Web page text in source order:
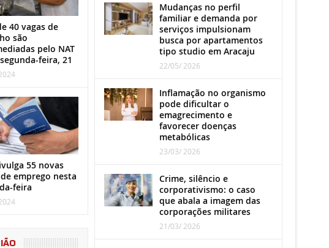
40 vagas de
são
pelo NAT
feira, 21
55 novas
emprego nesta
feira
Mudanças no perfil
familiar e demanda por
serviços impulsionam
busca por apartamentos
tipo studio em Aracaju
22/05/ 2026
Inflamação no organismo
pode dificultar o
emagrecimento e
favorecer doenças
metabólicas
23/03/ 2026
Crime, silêncio e
corporativismo: o caso
que abala a imagem das
corporações militares
21/03/ 2026